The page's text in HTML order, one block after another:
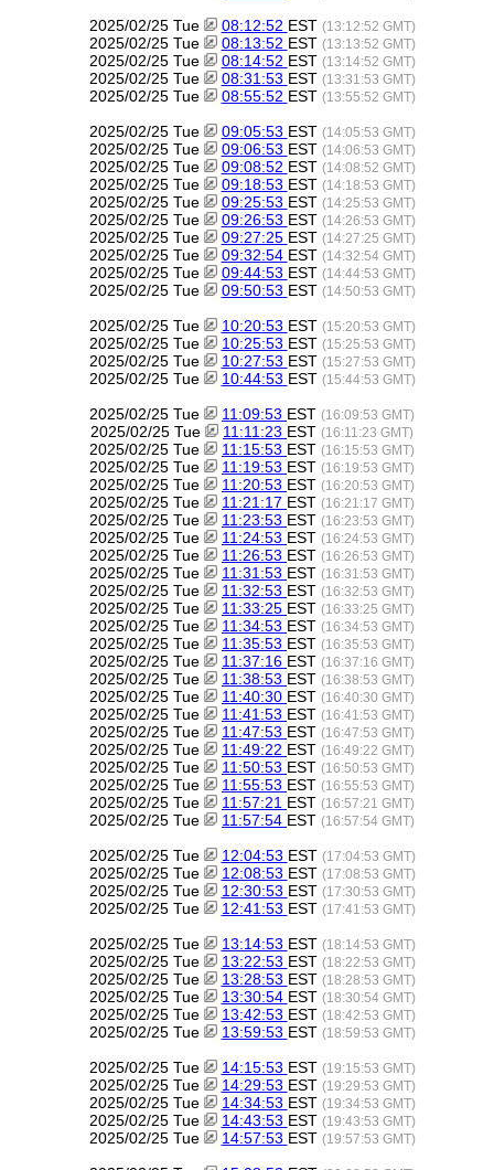
2025/02/25 Tue 08:12:52 EST (13:12:52 GMT)
2025/02/25 Tue 08:13:52 EST (13:13:52 GMT)
2025/02/25 Tue 08:14:52 EST (13:14:52 GMT)
2025/02/25 Tue 08:31:53 EST (13:31:53 GMT)
2025/02/25 Tue 08:55:52 EST (13:55:52 GMT)
2025/02/25 Tue 09:05:53 EST (14:05:53 GMT)
2025/02/25 Tue 09:06:53 EST (14:06:53 GMT)
2025/02/25 Tue 09:08:52 EST (14:08:52 GMT)
2025/02/25 Tue 09:18:53 EST (14:18:53 GMT)
2025/02/25 Tue 09:25:53 EST (14:25:53 GMT)
2025/02/25 Tue 09:26:53 EST (14:26:53 GMT)
2025/02/25 Tue 09:27:25 EST (14:27:25 GMT)
2025/02/25 Tue 09:32:54 EST (14:32:54 GMT)
2025/02/25 Tue 09:44:53 EST (14:44:53 GMT)
2025/02/25 Tue 09:50:53 EST (14:50:53 GMT)
2025/02/25 Tue 10:20:53 EST (15:20:53 GMT)
2025/02/25 Tue 10:25:53 EST (15:25:53 GMT)
2025/02/25 Tue 10:27:53 EST (15:27:53 GMT)
2025/02/25 Tue 10:44:53 EST (15:44:53 GMT)
2025/02/25 Tue 11:09:53 EST (16:09:53 GMT)
2025/02/25 Tue 11:11:23 EST (16:11:23 GMT)
2025/02/25 Tue 11:15:53 EST (16:15:53 GMT)
2025/02/25 Tue 11:19:53 EST (16:19:53 GMT)
2025/02/25 Tue 11:20:53 EST (16:20:53 GMT)
2025/02/25 Tue 11:21:17 EST (16:21:17 GMT)
2025/02/25 Tue 11:23:53 EST (16:23:53 GMT)
2025/02/25 Tue 11:24:53 EST (16:24:53 GMT)
2025/02/25 Tue 11:26:53 EST (16:26:53 GMT)
2025/02/25 Tue 11:31:53 EST (16:31:53 GMT)
2025/02/25 Tue 11:32:53 EST (16:32:53 GMT)
2025/02/25 Tue 11:33:25 EST (16:33:25 GMT)
2025/02/25 Tue 11:34:53 EST (16:34:53 GMT)
2025/02/25 Tue 11:35:53 EST (16:35:53 GMT)
2025/02/25 Tue 11:37:16 EST (16:37:16 GMT)
2025/02/25 Tue 11:38:53 EST (16:38:53 GMT)
2025/02/25 Tue 11:40:30 EST (16:40:30 GMT)
2025/02/25 Tue 11:41:53 EST (16:41:53 GMT)
2025/02/25 Tue 11:47:53 EST (16:47:53 GMT)
2025/02/25 Tue 11:49:22 EST (16:49:22 GMT)
2025/02/25 Tue 11:50:53 EST (16:50:53 GMT)
2025/02/25 Tue 11:55:53 EST (16:55:53 GMT)
2025/02/25 Tue 11:57:21 EST (16:57:21 GMT)
2025/02/25 Tue 11:57:54 EST (16:57:54 GMT)
2025/02/25 Tue 12:04:53 EST (17:04:53 GMT)
2025/02/25 Tue 12:08:53 EST (17:08:53 GMT)
2025/02/25 Tue 12:30:53 EST (17:30:53 GMT)
2025/02/25 Tue 12:41:53 EST (17:41:53 GMT)
2025/02/25 Tue 13:14:53 EST (18:14:53 GMT)
2025/02/25 Tue 13:22:53 EST (18:22:53 GMT)
2025/02/25 Tue 13:28:53 EST (18:28:53 GMT)
2025/02/25 Tue 13:30:54 EST (18:30:54 GMT)
2025/02/25 Tue 13:42:53 EST (18:42:53 GMT)
2025/02/25 Tue 13:59:53 EST (18:59:53 GMT)
2025/02/25 Tue 14:15:53 EST (19:15:53 GMT)
2025/02/25 Tue 14:29:53 EST (19:29:53 GMT)
2025/02/25 Tue 14:34:53 EST (19:34:53 GMT)
2025/02/25 Tue 14:43:53 EST (19:43:53 GMT)
2025/02/25 Tue 14:57:53 EST (19:57:53 GMT)